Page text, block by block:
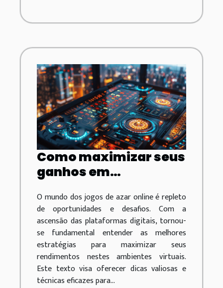
Como maximizar seus
ganhos em
de azar online
O mundo dos jogos de azar online é repleto
de oportunidades e desafios. Com a
ascensão das plataformas digitais, tornou-
se fundamental entender as melhores
estratégias para maximizar seus
rendimentos nestes ambientes virtuais.
Este texto visa oferecer dicas valiosas e
técnicas eficazes para...